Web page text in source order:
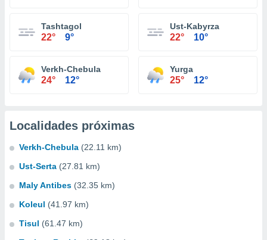
Tashtagol
22° 9°
Ust-Kabyrza
22° 10°
Verkh-Chebula
24° 12°
Yurga
25° 12°
Localidades próximas
Verkh-Chebula (22.11 km)
Ust-Serta (27.81 km)
Maly Antibes (32.35 km)
Koleul (41.97 km)
Tisul (61.47 km)